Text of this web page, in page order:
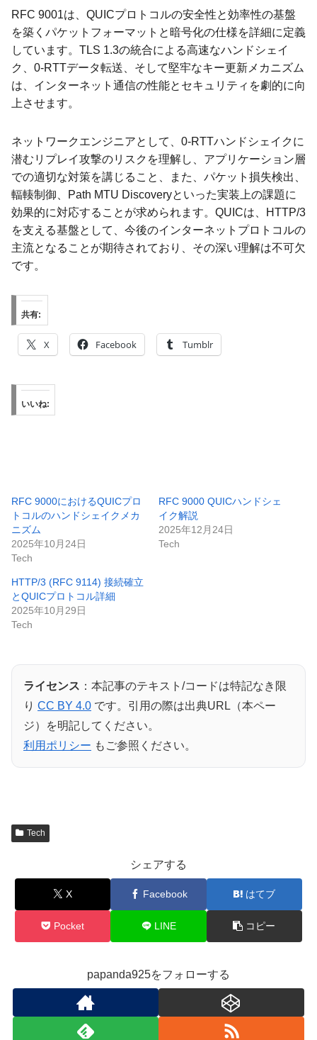
RFC 9001は、QUICプロトコルの安全性と効率性の基盤
を築くパケットフォーマットと暗号化の仕様を詳細に定義
しています。TLS 1.3の統合による高速なハンドシェイ
ク、0-RTTデータ転送、そして堅牢なキー更新メカニズム
は、インターネット通信の性能とセキュリティを劇的に向
上させます。
ネットワークエンジニアとして、0-RTTハンドシェイクに
潜むリプレイ攻撃のリスクを理解し、アプリケーション層
での適切な対策を講じること、また、パケット損失検出、
輻輳制御、Path MTU Discoveryといった実装上の課題に
効果的に対応することが求められます。QUICは、HTTP/3
を支える基盤として、今後のインターネットプロトコルの
主流となることが期待されており、その深い理解は不可欠
です。
共有:
X Facebook Tumblr
いいね:
RFC 9000におけるQUICプロ
トコルのハンドシェイクメカ
ニズム
2025年10月24日
Tech
RFC 9000 QUICハンドシェ
イク解説
2025年12月24日
Tech
HTTP/3 (RFC 9114) 接続確立
とQUICプロトコル詳細
2025年10月29日
Tech
ライセンス ：本記事のテキスト/コードは特記なき限
り CC BY 4.0 です。引用の際は出典URL（本ペー
ジ）を明記してください。
利用ポリシー もご参照ください。
Tech
シェアする
X Facebook はてブ
Pocket LINE コピー
papanda925をフォローする